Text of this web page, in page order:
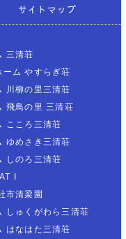
サイトマップ
三清荘
ム やすらぎ荘
川柳の里三清荘
飛鳥の里 三清荘
こころ三清荘
ゆめさき三清荘
しのろ三清荘
I
市清梁園
しゅくがわら三清荘
はなはた三清荘